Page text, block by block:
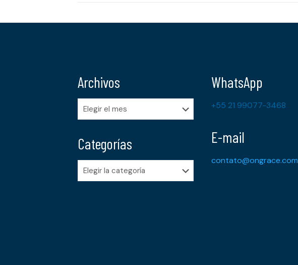
Archivos
Archivos
Categorías
Categorías
WhatsApp
+55 21 99077-3468
E-mail
contato@ongrace.com